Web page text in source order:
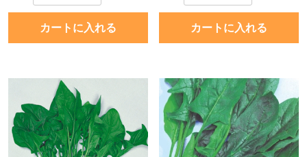
カートに入れる カートに入れる